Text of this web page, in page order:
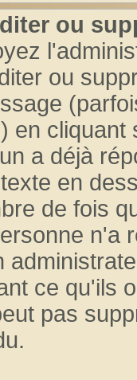
ou
ou
en
a déjà
en
de fois
n'a
ce qu'ils
pas